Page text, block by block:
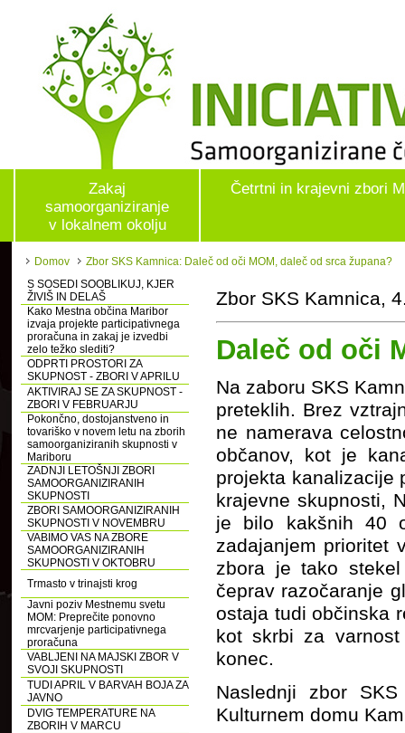
Zakaj
samoorganiziranje
v lokalnem okolju
Četrtni in krajevni zbori
Domov
Zbor SKS Kamnica: Daleč od oči MOM, daleč od srca župana?
S SOSEDI SOOBLIKUJ, KJER
ŽIVIŠ IN DELAŠ
Kako Mestna občina Maribor
izvaja projekte participativnega
proračuna in zakaj je izvedbi
zelo težko slediti?
ODPRTI PROSTORI ZA
SKUPNOST - ZBORI V APRILU
AKTIVIRAJ SE ZA SKUPNOST -
ZBORI V FEBRUARJU
Pokončno, dostojanstveno in
tovariško v novem letu na zborih
samoorganiziranih skupnosti v
Mariboru
ZADNJI LETOŠNJI ZBORI
SAMOORGANIZIRANIH
SKUPNOSTI
ZBORI SAMOORGANIZIRANIH
SKUPNOSTI V NOVEMBRU
VABIMO VAS NA ZBORE
SAMOORGANIZIRANIH
SKUPNOSTI V OKTOBRU
Trmasto v trinajsti krog
Javni poziv Mestnemu svetu
MOM: Preprečite ponovno
mrcvarjenje participativnega
proračuna
VABLJENI NA MAJSKI ZBOR V
SVOJI SKUPNOSTI
TUDI APRIL V BARVAH BOJA ZA
JAVNO
DVIG TEMPERATURE NA
ZBORIH V MARCU
Zbor SKS Kamnica,
Daleč od oči
Na zaboru SKS
preteklih. Brez
ne namerava
občanov, kot je
projekta kanalizacije
krajevne skupnosti,
je bilo kakšnih 40
zadajanjem prioritet
zbora je tako
čeprav razočaranje
ostaja tudi občinska
kot skrbi za
konec.
Naslednji zbor
Kulturnem domu